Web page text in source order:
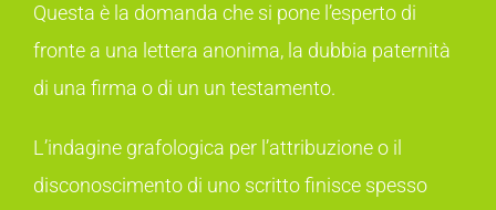
Questa è la domanda che si pone l’esperto di
fronte a una lettera anonima, la dubbia paternità
di una firma o di un un testamento.
L’indagine grafologica per l’attribuzione o il
disconoscimento di uno scritto finisce spesso